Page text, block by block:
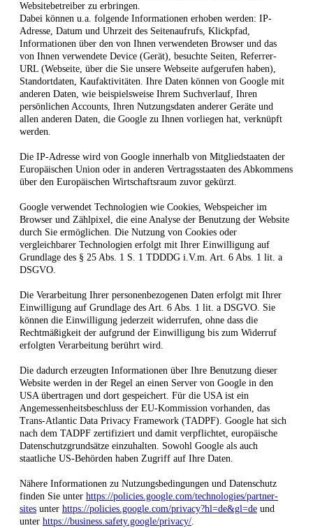
Websitebetreiber zu erbringen.
Dabei können u.a. folgende Informationen erhoben werden: IP-
Adresse, Datum und Uhrzeit des Seitenaufrufs, Klickpfad,
Informationen über den von Ihnen verwendeten Browser und das
von Ihnen verwendete Device (Gerät), besuchte Seiten, Referrer-
URL (Webseite, über die Sie unsere Webseite aufgerufen haben),
Standortdaten, Kaufaktivitäten. Ihre Daten können von Google mit
anderen Daten, wie beispielsweise Ihrem Suchverlauf, Ihren
persönlichen Accounts, Ihren Nutzungsdaten anderer Geräte und
allen anderen Daten, die Google zu Ihnen vorliegen hat, verknüpft
werden.
Die IP-Adresse wird von Google innerhalb von Mitgliedstaaten der
Europäischen Union oder in anderen Vertragsstaaten des Abkommens
über den Europäischen Wirtschaftsraum zuvor gekürzt.
Google verwendet Technologien wie Cookies, Webspeicher im
Browser und Zählpixel, die eine Analyse der Benutzung der Website
durch Sie ermöglichen. Die Nutzung von Cookies oder
vergleichbarer Technologien erfolgt mit Ihrer Einwilligung auf
Grundlage des § 25 Abs. 1 S. 1 TDDDG i.V.m. Art. 6 Abs. 1 lit. a
DSGVO.
Die Verarbeitung Ihrer personenbezogenen Daten erfolgt mit Ihrer
Einwilligung auf Grundlage des Art. 6 Abs. 1 lit. a DSGVO. Sie
können die Einwilligung jederzeit widerrufen, ohne dass die
Rechtmäßigkeit der aufgrund der Einwilligung bis zum Widerruf
erfolgten Verarbeitung berührt wird.
Die dadurch erzeugten Informationen über Ihre Benutzung dieser
Website werden in der Regel an einen Server von Google in den
USA übertragen und dort gespeichert. Für die USA ist ein
Angemessenheitsbeschluss der EU-Kommission vorhanden, das
Trans-Atlantic Data Privacy Framework (TADPF). Google hat sich
nach dem TADPF zertifiziert und damit verpflichtet, europäische
Datenschutzgrundsätze einzuhalten. Sowohl Google als auch
staatliche US-Behörden haben Zugriff auf Ihre Daten.
Nähere Informationen zu Nutzungsbedingungen und Datenschutz
finden Sie unter https://policies.google.com/technologies/partner-
sites unter https://policies.google.com/privacy?hl=de&gl=de und
unter https://business.safety.google/privacy/.